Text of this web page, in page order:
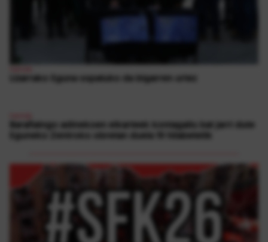
Lizarrako Eguna ospatuko da bigarren urtez
Barañaingo adinekoen elkarteek kontagailu bat jarri dute
Eguneko Zentroko obretan duela 19 hilabetetik